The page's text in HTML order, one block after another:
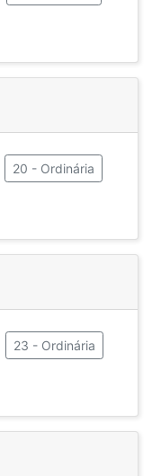
20 - Ordinária
23 - Ordinária